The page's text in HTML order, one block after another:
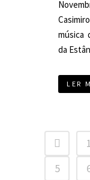
música
da
LER
1
5